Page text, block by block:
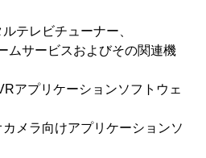
チューナー、
スおよびその関連機
ーションソフトウェ
アプリケーションソ